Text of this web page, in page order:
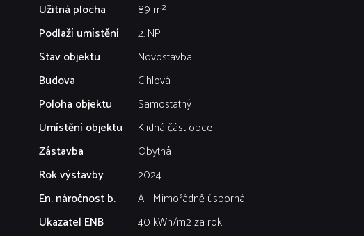
Užitná plocha
89 m²
Podlaží umístění
2. NP
Stav objektu
Novostavba
Budova
Cihlová
Poloha objektu
Samostatný
Umístění objektu
Klidná část obce
Zástavba
Obytná
Rok výstavby
2024
En. náročnost b.
A - Mimořádně úsporná
Ukazatel ENB
40 kWh/m2 za rok